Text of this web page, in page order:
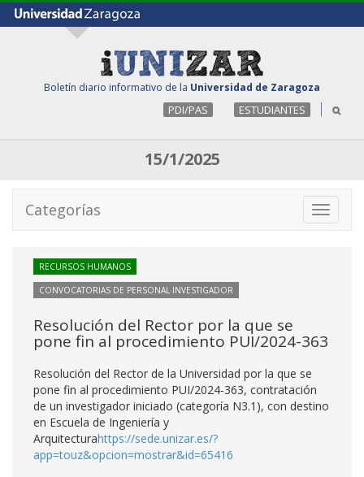
Boletín diario informativo de la Universidad de Zaragoza
PDI/PAS ESTUDIANTES
15/1/2025
Toggle
Categorías
RECURSOS HUMANOS
CONVOCATORIAS DE PERSONAL INVESTIGADOR
Resolución del Rector por la que se
pone fin al procedimiento PUI/2024-363
Resolución del Rector de la Universidad por la que se
pone fin al procedimiento PUI/2024-363, contratación
de un investigador iniciado (categoría N3.1), con destino
en Escuela de Ingeniería y
Arquitecturahttps://sede.unizar.es/?
app=touz&opcion=mostrar&id=65416